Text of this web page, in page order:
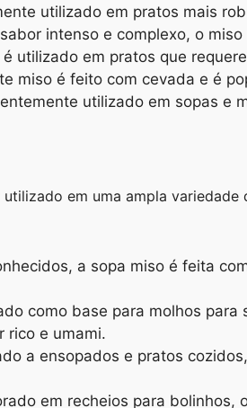
utilizado em pratos mais
intenso e complexo, o
utilizado em pratos que
miso é feito com cevada e é
utilizado em sopas e
em uma ampla
a sopa miso é feita
como base para molhos
rico e umami.
a ensopados e pratos
em recheios para bolinhos,